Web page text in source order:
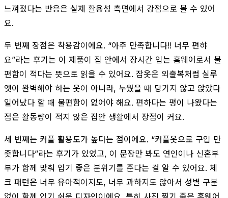
느껴졌다는 반응은 실제 활용성 측면에서 강점으로 볼 수 있어
요.
두 번째 장점은 착용감이에요. “아주 만족합니다!! 너무 편햐
요”라는 후기는 이 제품이 집 안에서 장시간 입는 홈웨어로서 불
편함이 적다는 뜻으로 읽을 수 있어요. 잠옷은 외출복처럼 실루
엣이 완벽해야 하는 옷이 아니라, 누웠을 때 당기지 않고 앉았다
일어났다 할 때 불편함이 없어야 해요. 편하다는 평이 나왔다는
점은 활동량이 적지 않은 집안 생활에서 장점이 커요.
세 번째는 커플 활용도가 높다는 점이에요. “커플옷으로 구입 만
좃합니다”라는 후기가 있었고, 이 문장만 봐도 연인이나 신혼부
부가 함께 맞춰 입기 좋은 분위기를 준다는 걸 알 수 있어요. 체
크 패턴은 너무 유아적이지도, 너무 과하지도 않아서 성별 구분